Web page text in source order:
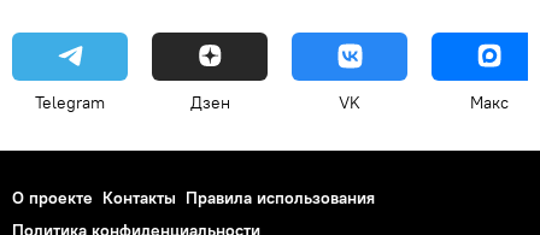
Telegram Дзен VK Макс
О проекте Контакты Правила использования
Политика конфиденциальности